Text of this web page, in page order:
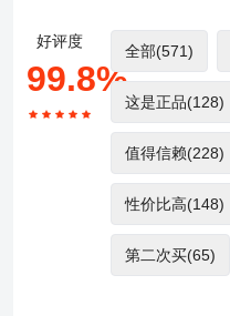
好评度
99.8%
全部(571)
这是正品(128)
值得信赖(228)
性价比高(148)
第二次买(65)